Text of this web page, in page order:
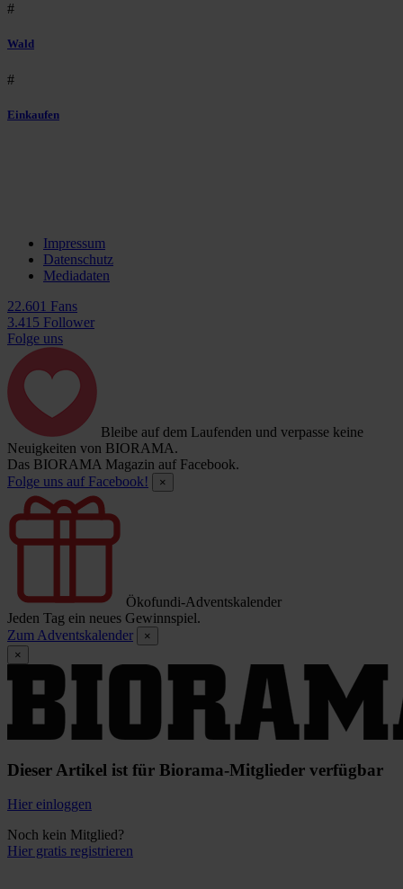
#
Wald
#
Einkaufen
Impressum
Datenschutz
Mediadaten
22.601 Fans
3.415 Follower
Folge uns
Bleibe auf dem Laufenden und verpasse keine
Neuigkeiten von BIORAMA.
Das BIORAMA Magazin auf Facebook.
Folge uns auf Facebook!
×
Ökofundi-Adventskalender
Jeden Tag ein neues Gewinnspiel.
Zum Adventskalender
×
×
Dieser Artikel ist für Biorama-Mitglieder verfügbar
Hier einloggen
Noch kein Mitglied?
Hier gratis registrieren